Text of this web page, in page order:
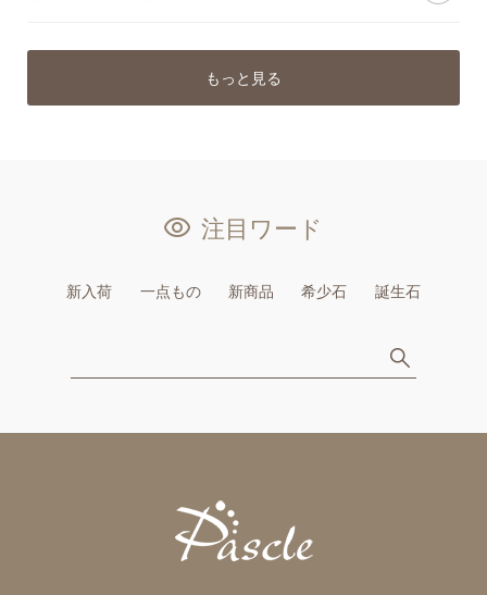
もっと見る
注目ワード
新入荷 一点もの 新商品 希少石 誕生石